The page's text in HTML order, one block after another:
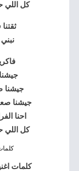
كل اللي
جيشنا
جيشنا
احنا
كل اللي
كلمات